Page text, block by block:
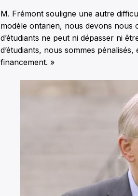
M. Frémont souligne une autre
modèle ontarien, nous devons
d’étudiants ne peut ni dépasser ni
d’étudiants, nous sommes
financement. »